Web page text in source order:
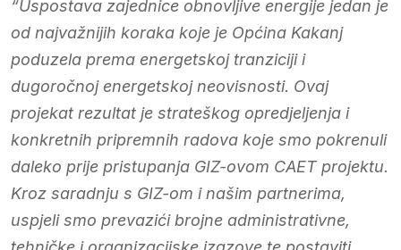
“Uspostava zajednice obnovljive energije jedan je
od najvažnijih koraka koje je Općina Kakanj
poduzela prema energetskoj tranziciji i
dugoročnoj energetskoj neovisnosti. Ovaj
projekat rezultat je strateškog opredjeljenja i
konkretnih pripremnih radova koje smo pokrenuli
daleko prije pristupanja GIZ-ovom CAET projektu.
Kroz saradnju s GIZ-om i našim partnerima,
uspjeli smo prevazići brojne administrativne,